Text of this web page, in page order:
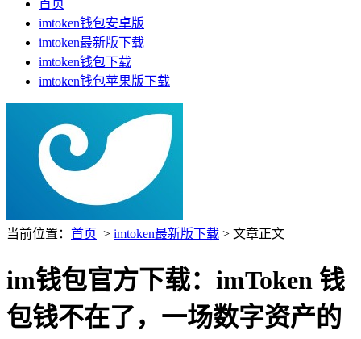
首页
imtoken钱包安卓版
imtoken最新版下载
imtoken钱包下载
imtoken钱包苹果版下载
当前位置： 首页 > imtoken最新版下载 > 文章正文
im钱包官方下载：imToken 钱
包钱不在了，一场数字资产的